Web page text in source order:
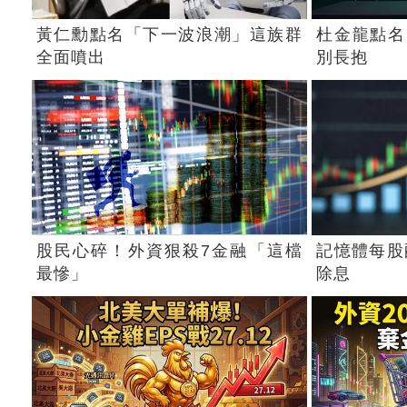
黃仁勳點名「下一波浪潮」這族群
全面噴出
杜金龍點
別長抱
股民心碎！外資狠殺7金融「這檔
最慘」
記憶體每
除息